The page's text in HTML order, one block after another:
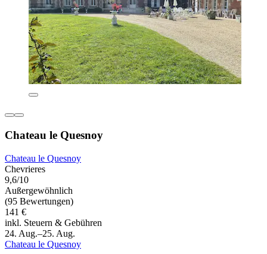
Chateau le Quesnoy
Chateau le Quesnoy
Chevrieres
9,6/10
Außergewöhnlich
(95 Bewertungen)
141 €
inkl. Steuern & Gebühren
24. Aug.–25. Aug.
Chateau le Quesnoy